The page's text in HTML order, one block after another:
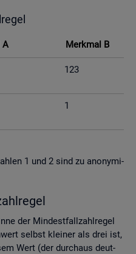
A Merk­mal B
123
1
1 und 2 sind zu an­ony­mi­
der Min­dest­fall­zahl­re­gel
selbst klei­ner als drei ist,
Wert (der durch­aus deut­